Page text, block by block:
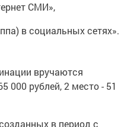
СМИ»,
в социальных сетях».
вручаются
000 рублей, 2 место - 51
в период с